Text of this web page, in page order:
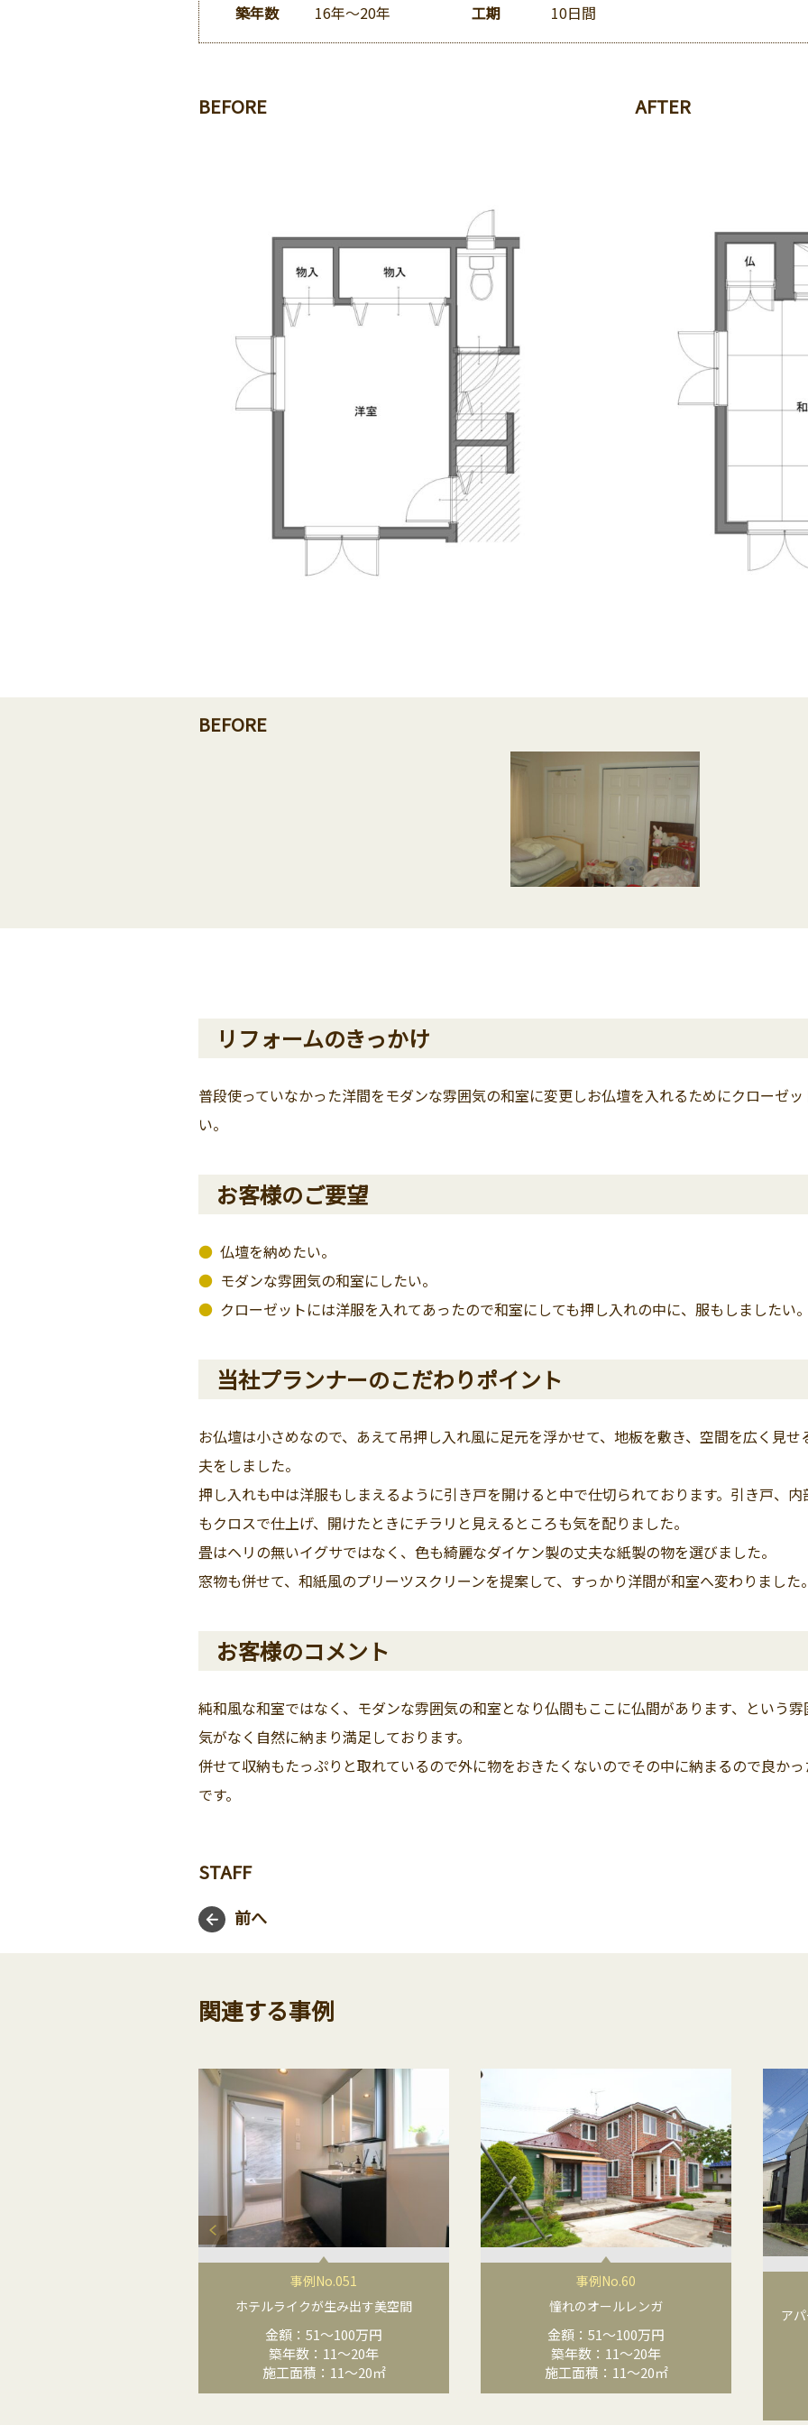
築年数 16年～20年 工期 10日間
BEFORE AFTER
BEFORE
リフォームのきっかけ
普段使っていなかった洋間をモダンな雰囲気の和室に変更しお仏壇を入れるためにクローゼ
い。
お客様のご要望
仏壇を納めたい。
モダンな雰囲気の和室にしたい。
クローゼットには洋服を入れてあったので和室にしても押し入れの中に、服もしましたい。
当社プランナーのこだわりポイント
お仏壇は小さめなので、あえて吊押し入れ風に足元を浮かせて、地板を敷き、空間を広く見せ
夫をしました。
押し入れも中は洋服もしまえるように引き戸を開けると中で仕切られております。引き戸、内
もクロスで仕上げ、開けたときにチラリと見えるところも気を配りました。
畳はヘリの無いイグサではなく、色も綺麗なダイケン製の丈夫な紙製の物を選びました。
窓物も併せて、和紙風のプリーツスクリーンを提案して、すっかり洋間が和室へ変わりました。
お客様のコメント
純和風な和室ではなく、モダンな雰囲気の和室となり仏間もここに仏間があります、という雰
気がなく自然に納まり満足しております。
併せて収納もたっぷりと取れているので外に物をおきたくないのでその中に納まるので良かっ
です。
STAFF
前へ
関連する事例
事例No.051
ホテルライクが生み出す美空間
金額：51〜100万円
築年数：11〜20年
施工面積：11〜20㎡
事例No.60
憧れのオールレンガ
金額：51〜100万円
築年数：11〜20年
施工面積：11〜20㎡
ア